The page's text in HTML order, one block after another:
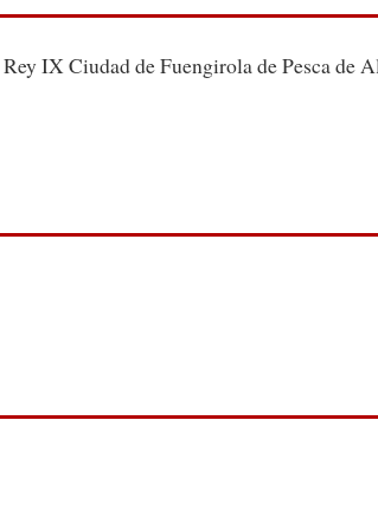
IX Ciudad de Fuengirola de Pesca de